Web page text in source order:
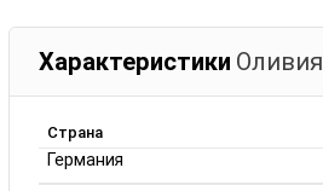
Характеристики Оливия
Страна
Германия